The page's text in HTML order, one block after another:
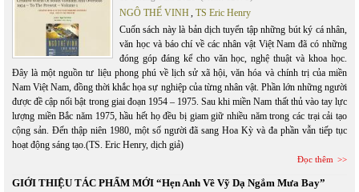
NGÔ THẾ VINH, TS Eric Henry
Cuốn sách này là bản dịch tuyển tập những bút ký cá nhân,
văn học và báo chí về các nhân vật Việt Nam đã có những
đóng góp đáng kể cho văn học, nghệ thuật và khoa học.
Đây là một nguồn tư liệu phong phú về lịch sử xã hội, văn hóa và chính trị của miền
Nam Việt Nam, đồng thời khắc họa sự nghiệp của từng nhân vật. Phần lớn những người
được đề cập nổi bật trong giai đoạn 1954 – 1975. Sau khi miền Nam thất thủ vào tay lực
lượng miền Bắc năm 1975, hầu hết họ đều bị giam giữ nhiều năm trong các trại cải tạo
cộng sản. Đến thập niên 1980, một số người đã sang Hoa Kỳ và đa phần vẫn tiếp tục
hoạt động sáng tạo.(TS. Eric Henry, dịch giả)
Đọc thêm
GIỚI THIỆU TÁC PHẨM MỚI “Hẹn Anh Về Vỹ Dạ Ngắm Mưa Bay”